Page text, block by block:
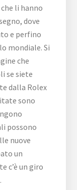
li hanno
dove
e perfino
mondiale. Si
che
se siete
dalla Rolex
sono
possono
nuove
un
c’è un giro